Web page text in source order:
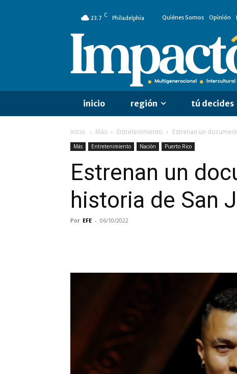
23.7 C Philadelphia Quiénes Somos Opinión
inicio región tú decides
Inicio Más Entretenimiento Estrenan un
Más Entretenimiento Nación Puerto Rico
Estrenan un
historia de San
Por EFE - 06/10/2022